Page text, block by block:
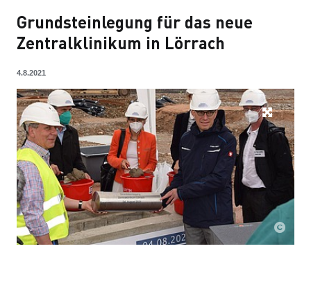
Grundsteinlegung für das neue
Zentralklinikum in Lörrach
4.8.2021